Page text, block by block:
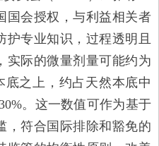
国会授权，与利益相关者
专业知识，过程透明且
实际的微量剂量可能约为
底之上，约占天然本底中
。这一数值可作为基于
，符合国际排除和豁免的